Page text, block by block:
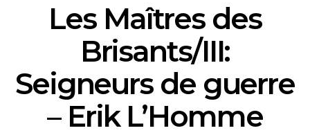
Les Maîtres des
Brisants/III:
Seigneurs de guerre
– Erik L’Homme